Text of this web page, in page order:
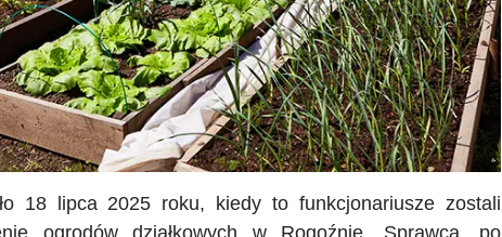
18 lipca 2025 roku, kiedy to funkcjonariusze zostali
ogrodów działkowych w Rogoźnie. Sprawca, po